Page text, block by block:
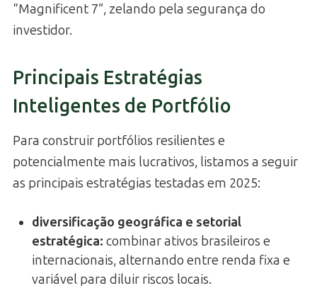
“Magnificent 7”, zelando pela segurança do
investidor.
Principais Estratégias
Inteligentes de Portfólio
Para construir portfólios resilientes e
potencialmente mais lucrativos, listamos a seguir
as principais estratégias testadas em 2025:
diversificação geográfica e setorial
estratégica: combinar ativos brasileiros e
internacionais, alternando entre renda fixa e
variável para diluir riscos locais.